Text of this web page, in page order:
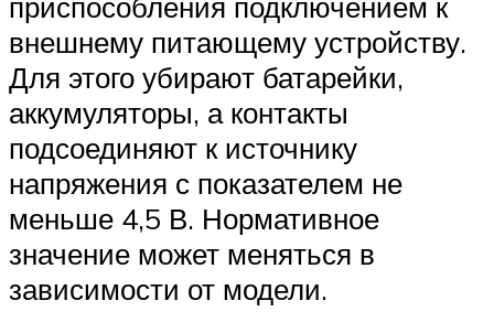
внешнему питающему устройству.
Для этого убирают батарейки,
аккумуляторы, а контакты
подсоединяют к источнику
напряжения с показателем не
меньше 4,5 В. Нормативное
значение может меняться в
зависимости от модели.